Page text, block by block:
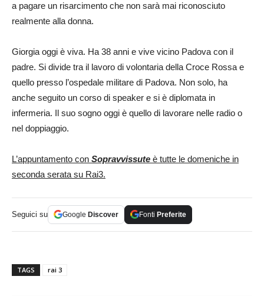
a pagare un risarcimento che non sarà mai riconosciuto
realmente alla donna.
Giorgia oggi è viva. Ha 38 anni e vive vicino Padova con il
padre. Si divide tra il lavoro di volontaria della Croce Rossa e
quello presso l’ospedale militare di Padova. Non solo, ha
anche seguito un corso di speaker e si è diplomata in
infermeria. Il suo sogno oggi è quello di lavorare nelle radio o
nel doppiaggio.
L’appuntamento con Sopravvissute è tutte le domeniche in
seconda serata su Rai3.
Seguici su Google Discover Fonti Preferite
TAGS rai 3